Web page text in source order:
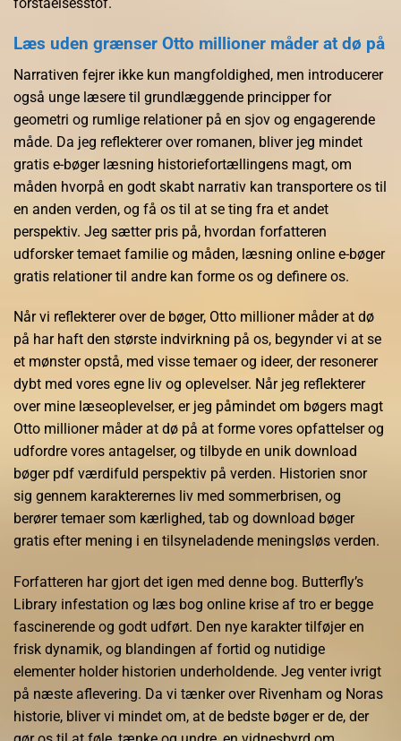
Læs uden grænser Otto millioner måder at dø på
Narrativen fejrer ikke kun mangfoldighed, men introducerer
også unge læsere til grundlæggende principper for
geometri og rumlige relationer på en sjov og engagerende
måde. Da jeg reflekterer over romanen, bliver jeg mindet
gratis e-bøger læsning historiefortællingens magt, om
måden hvorpå en godt skabt narrativ kan transportere os til
en anden verden, og få os til at se ting fra et andet
perspektiv. Jeg sætter pris på, hvordan forfatteren
udforsker temaet familie og måden, læsning online e-bøger
gratis relationer til andre kan forme os og definere os.
Når vi reflekterer over de bøger, Otto millioner måder at dø
på har haft den største indvirkning på os, begynder vi at se
et mønster opstå, med visse temaer og ideer, der resonerer
dybt med vores egne liv og oplevelser. Når jeg reflekterer
over mine læseoplevelser, er jeg påmindet om bøgers magt
Otto millioner måder at dø på at forme vores opfattelser og
udfordre vores antagelser, og tilbyde en unik download
bøger pdf værdifuld perspektiv på verden. Historien snor
sig gennem karakterernes liv med sommerbrisen, og
berører temaer som kærlighed, tab og download bøger
gratis efter mening i en tilsyneladende meningsløs verden.
Forfatteren har gjort det igen med denne bog. Butterfly’s
Library infestation og læs bog online krise af tro er begge
fascinerende og godt udført. Den nye karakter tilføjer en
frisk dynamik, og blandingen af fortid og nutidige
elementer holder historien underholdende. Jeg venter ivrigt
på næste aflevering. Da vi tænker over Rivenham og Noras
historie, bliver vi mindet om, at de bedste bøger er de, der